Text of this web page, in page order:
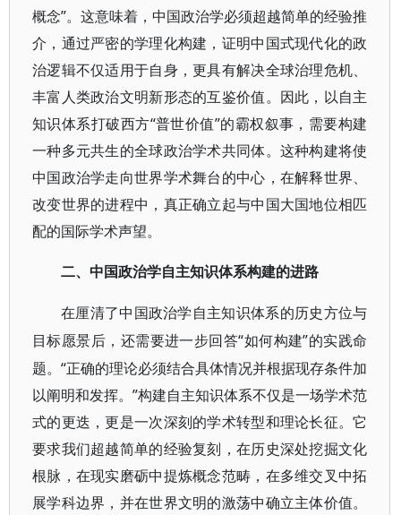
概念”。这意味着，中国政治学必须超越简单的经验推
介，通过严密的学理化构建，证明中国式现代化的政
治逻辑不仅适用于自身，更具有解决全球治理危机、
丰富人类政治文明新形态的互鉴价值。因此，以自主
知识体系打破西方“普世价值”的霸权叙事，需要构建
一种多元共生的全球政治学术共同体。这种构建将使
中国政治学走向世界学术舞台的中心，在解释世界、
改变世界的进程中，真正确立起与中国大国地位相匹
配的国际学术声望。
二、中国政治学自主知识体系构建的进路
在厘清了中国政治学自主知识体系的历史方位与
目标愿景后，还需要进一步回答“如何构建”的实践命
题。“正确的理论必须结合具体情况并根据现存条件加
以阐明和发挥。”构建自主知识体系不仅是一场学术范
式的更迭，更是一次深刻的学术转型和理论长征。它
要求我们超越简单的经验复刻，在历史深处挖掘文化
根脉，在现实磨砺中提炼概念范畴，在多维交叉中拓
展学科边界，并在世界文明的激荡中确立主体价值。